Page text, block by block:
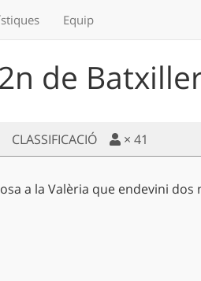
Equip
de
CLASSIFICACIÓ × 41
a la Valèria que endevini dos
y = 2^5 \cdot 3^4 \cdot